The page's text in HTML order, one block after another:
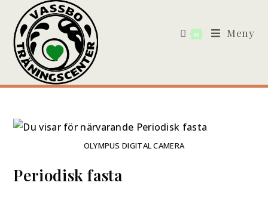
0 Meny
OLYMPUS DIGITAL CAMERA
Periodisk fasta